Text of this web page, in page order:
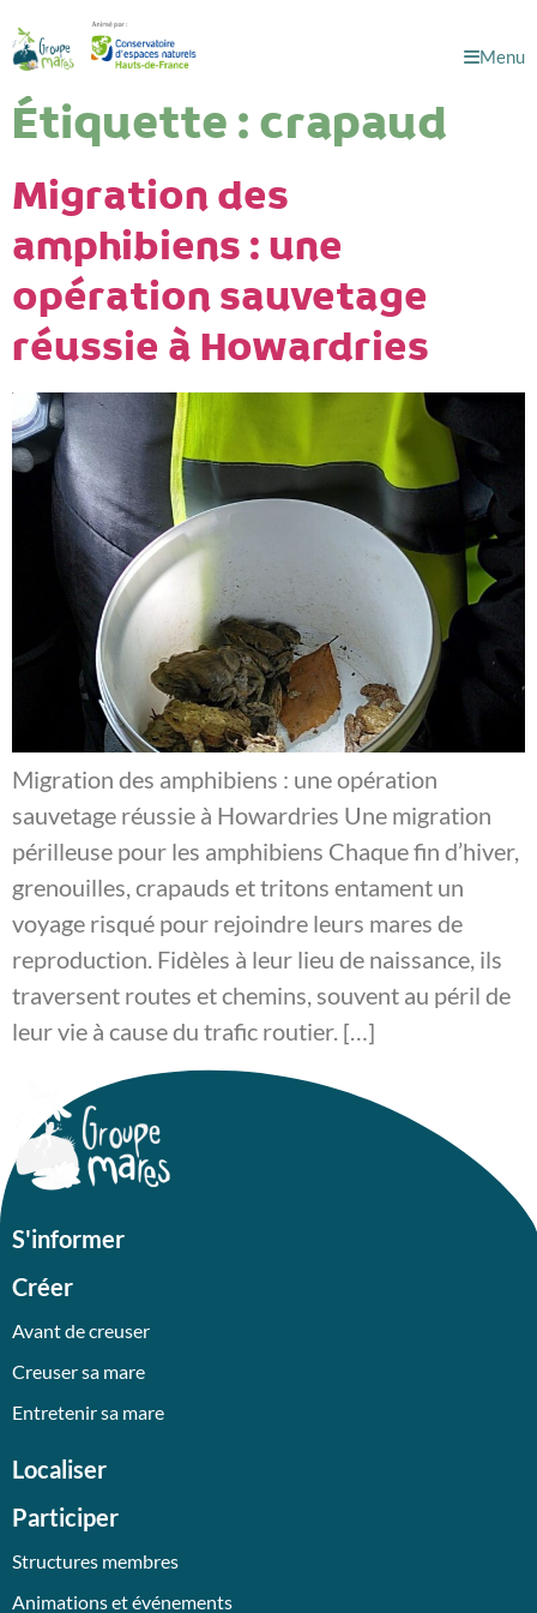
Menu
Étiquette :crapaud
Migration des
amphibiens : une
opération sauvetage
réussie à Howardries
Migration des amphibiens : une opération
sauvetage réussie à Howardries Une migration
périlleuse pour les amphibiens Chaque fin d’hiver,
grenouilles, crapauds et tritons entament un
voyage risqué pour rejoindre leurs mares de
reproduction. Fidèles à leur lieu de naissance, ils
traversent routes et chemins, souvent au péril de
leur vie à cause du trafic routier. […]
S'informer
Créer
Avant de creuser
Creuser sa mare
Entretenir sa mare
Localiser
Participer
Structures membres
Animations et événements